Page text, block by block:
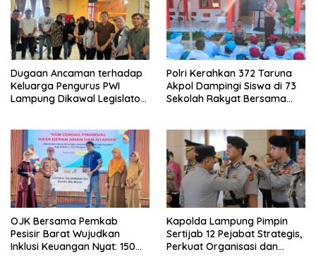
Dugaan Ancaman terhadap
Keluarga Pengurus PWI
Lampung Dikawal Legislator
Polri Kerahkan 372 Taruna
Akpol Dampingi Siswa di 73
Sekolah Rakyat Bersama
OJK Bersama Pemkab
Pesisir Barat Wujudkan
Inklusi Keuangan Nyat: 150
Kapolda Lampung Pimpin
Sertijab 12 Pejabat Strategis,
Perkuat Organisasi dan